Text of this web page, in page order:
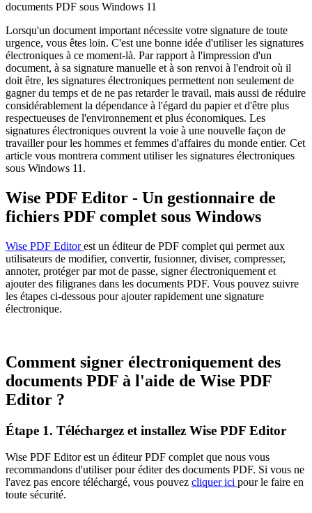
documents PDF sous Windows 11
Lorsqu'un document important nécessite votre signature de toute
urgence, vous êtes loin. C'est une bonne idée d'utiliser les signatures
électroniques à ce moment-là. Par rapport à l'impression d'un
document, à sa signature manuelle et à son renvoi à l'endroit où il
doit être, les signatures électroniques permettent non seulement de
gagner du temps et de ne pas retarder le travail, mais aussi de réduire
considérablement la dépendance à l'égard du papier et d'être plus
respectueuses de l'environnement et plus économiques. Les
signatures électroniques ouvrent la voie à une nouvelle façon de
travailler pour les hommes et femmes d'affaires du monde entier. Cet
article vous montrera comment utiliser les signatures électroniques
sous Windows 11.
Wise PDF Editor - Un gestionnaire de
fichiers PDF complet sous Windows
Wise PDF Editorest un éditeur de PDF complet qui permet aux
utilisateurs de modifier, convertir, fusionner, diviser, compresser,
annoter, protéger par mot de passe, signer électroniquement et
ajouter des filigranes dans les documents PDF. Vous pouvez suivre
les étapes ci-dessous pour ajouter rapidement une signature
électronique.
Comment signer électroniquement des
documents PDF à l'aide de Wise PDF
Editor ?
Étape 1. Téléchargez et installez Wise PDF Editor
Wise PDF Editor est un éditeur PDF complet que nous vous
recommandons d'utiliser pour éditer des documents PDF. Si vous ne
l'avez pas encore téléchargé, vous pouvez cliquer ici pour le faire en
toute sécurité.